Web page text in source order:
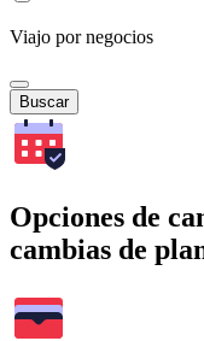
Viajo por negocios
Buscar
Opciones de
cambias de